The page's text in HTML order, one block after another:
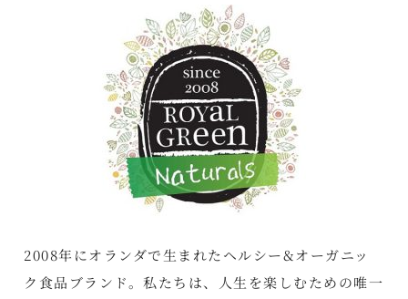
2008年にオランダで生まれたヘルシー&オーガニッ
ク食品ブランド。私たちは、人生を楽しむための唯一